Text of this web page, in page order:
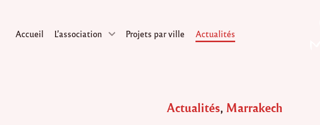
Accueil L’association Projets par ville Actualités
Posted
Actualités, Marrakech